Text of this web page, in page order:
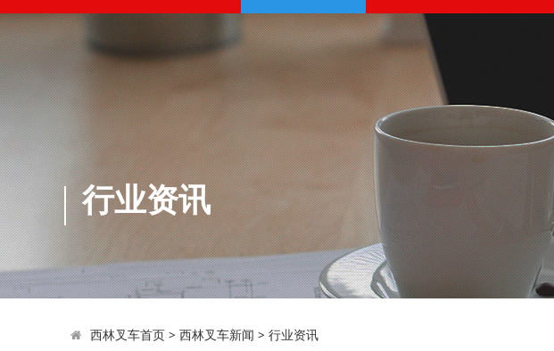
行业资讯
西林叉车首页> 西林叉车新闻 > 行业资讯